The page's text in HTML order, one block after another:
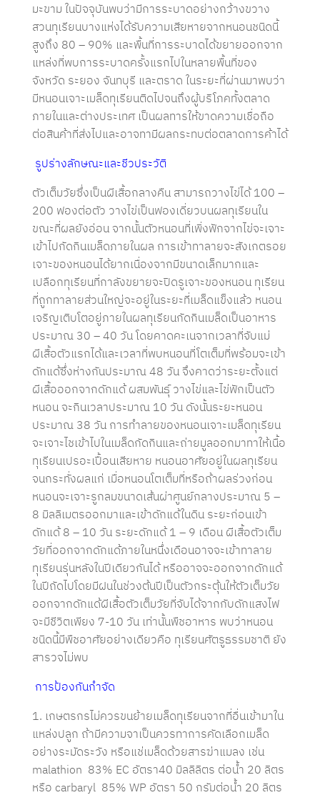
มะขาม ในปัจจุบันพบว่ามีการระบาดอย่างกว้างขวาง
สวนทุเรียนบางแห่งได้รับความเสียหายจากหนอนชนิดนี้
สูงถึง 80 – 90% และพื้นที่การระบาดได้ขยายออกจาก
แหล่งที่พบการระบาดครั้งแรกไปในหลายพื้นที่ของ
จังหวัด ระยอง จันทบุรี และตราด ในระยะที่ผ่านมาพบว่า
มีหนอนเจาะเมล็ดทุเรียนติดไปจนถึงผู้บริโภคทั้งตลาด
ภายในและต่างประเทศ เป็นผลทารให้ขาดความเชื่อถือ
ต่อสินค้าที่ส่งไปและอาจทามีผลกระทบต่อตลาดการค้าได้
รูปร่างลักษณะและชีวประวัติ
ตัวเต็มวัยซึ่งเป็นผีเสื้อกลางคืน สามารถวางไข่ได้ 100 –
200 ฟองต่อตัว วางไข่เป็นฟองเดี่ยวบนผลทุเรียนใน
ขณะที่ผลยังอ่อน จากนั้นตัวหนอนที่เพิ่งฟักจากไข่จะเจาะ
เข้าไปกัดกินเมล็ดภายในผล การเข้าทาลายจะสังเกตรอย
เจาะของหนอนได้ยากเนื่องจากมีขนาดเล็กมากและ
เปลือกทุเรียนที่กาลังขยายจะปิดรูเจาะของหนอน ทุเรียน
ที่ถูกทาลายส่วนใหญ่จะอยู่ในระยะที่เมล็ดแข็งแล้ว หนอน
เจริญเติบโตอยู่ภายในผลทุเรียนกัดกินเมล็ดเป็นอาหาร
ประมาณ 30 – 40 วัน โดยคาดคะเนจากเวลาที่จับแม่
ผีเสื้อตัวแรกได้และเวลาที่พบหนอนที่โตเต็มที่พร้อมจะเข้า
ดักแด้ซึ่งห่างกันประมาณ 48 วัน จึงคาดว่าระยะตั้งแต่
ผีเสื้อออกจากดักแด้ ผสมพันธุ์ วางไข่และไข่ฟักเป็นตัว
หนอน จะกินเวลาประมาณ 10 วัน ดังนั้นระยะหนอน
ประมาณ 38 วัน การทำลายของหนอนเจาะเมล็ดทุเรียน
จะเจาะไชเข้าไปในเมล็ดกัดกินและถ่ายมูลออกมาทาให้เนื้อ
ทุเรียนเปรอะเปื้อนเสียหาย หนอนอาศัยอยู่ในผลทุเรียน
จนกระทั่งผลแก่ เมื่อหนอนโตเต็มที่หรือถ้าผลร่วงก่อน
หนอนจะเจาะรูกลมขนาดเส้นผ่าศูนย์กลางประมาณ 5 –
8 มิลลิเมตรออกมาและเข้าดักแด้ในดิน ระยะก่อนเข้า
ดักแด้ 8 – 10 วัน ระยะดักแด้ 1 – 9 เดือน ผีเสื้อตัวเต็ม
วัยที่ออกจากดักแด้ภายในหนึ่งเดือนอาจจะเข้าทาลาย
ทุเรียนรุ่นหลังในปีเดียวกันได้ หรืออาจจะออกจากดักแด้
ในปีถัดไปโดยมีฝนในช่วงต้นปีเป็นตัวกระตุ้นให้ตัวเต็มวัย
ออกจากดักแด้ผีเสื้อตัวเต็มวัยที่จับได้จากกับดักแสงไฟ
จะมีชีวิตเพียง 7-10 วัน เท่านั้นพืชอาหาร พบว่าหนอน
ชนิดนี้มีพืชอาศัยอย่างเดียวคือ ทุเรียนศัตรูธรรมชาติ ยัง
สารวจไม่พบ
การป้องกันกำจัด
1. เกษตรกรไม่ควรขนย้ายเมล็ดทุเรียนจากที่อื่นเข้ามาใน
แหล่งปลูก ถ้ามีความจาเป็นควรทาการคัดเลือกเมล็ด
อย่างระมัดระวัง หรือแช่เมล็ดด้วยสารฆ่าแมลง เช่น
malathion 83% EC อัตรา40 มิลลิลิตร ต่อน้ำ 20 ลิตร
หรือ carbaryl 85% WP อัตรา 50 กรัมต่อน้ำ 20 ลิตร